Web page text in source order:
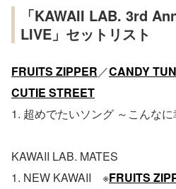
「KAWAII LAB. 3rd
LIVE」セットリスト
FRUITS ZIPPER ／CANDY
CUTIE STREET
1. 超めでたいソング ～こんな
KAWAII LAB. MATES
1. NEW KAWAII ※FRUITS